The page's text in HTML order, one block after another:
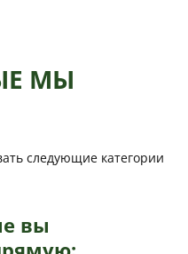
МЫ
следующие категории
вы